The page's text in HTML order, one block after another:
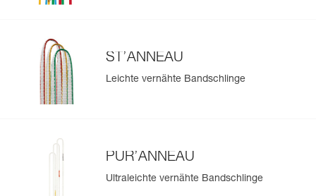
ST’ANNEAU
Leichte vernähte Bandschlinge
PUR’ANNEAU
Ultraleichte vernähte Bandschlinge